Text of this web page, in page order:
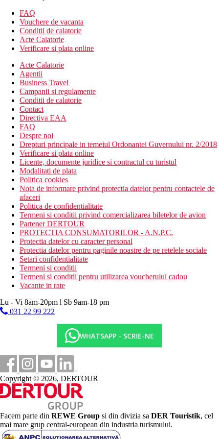
Descrierea hotelului
Hotelul dispune de:
aer conditionat
receptie deschisa non stop
schimb valutar
bancomat
2 piscine
1 piscina pentru copii
umbrele de soare si sezlonguri gratuite
serviciu de trezire
parcare (contra cost)
menaj zilnic
servicii de curatatorie (contra cost)
teren de joaca pentru copii
restaurant tip bufet
bar langa piscina
terasa
gradina
Descrierea plajei
plaja cu nisip
Activitati sportive gratuite
plaja
divertisment de seară
animatori
mini golf
muzica/spectacol live
teren de golf (la maxim 3 km
Mic dejun tip bufet (07:30 - 10:30). Demipensiune: inclusiv
micul dejun si pranzul sau cina. All inclusive: mic dejun, pranz si
cina. Micul dejun, pranzul si cina numai in restaurante selectate.
Apa, bauturi racoritoare, cafea si ceai, bere, vin, bauturi cu
alcool si cocktailuri la anumite ore. Fast food (10:00 a.m. - 6:00
Categoria oficiala
3 stele
FAQ
Vouchere de vacanta
Conditii de calatorie
Acte Calatorie
Verificare si plata online
Acte Calatorie
Agentii
Business Travel
Campanii si regulamente
Conditii de calatorie
Contact
Directiva EAA
FAQ
Despre noi
Drepturi principale in temeiul Ordonantei Guvernului nr. 2/2018
Verificare si plata online
Licente, documente juridice si contractul cu turistul
Modalitati de plata
Politica cookies
Nota de informare privind protectia datelor pentru contactele de
afaceri
Politica de confidentialitate
Termeni si conditii privind comercializarea biletelor de avion
Partener DERTOUR
PROTECTIA CONSUMATORILOR - A.N.P.C.
Protectia datelor cu caracter personal
Protectia datelor pentru paginile noastre de pe retelele sociale
Setari confidentialitate
Termeni si conditii
Termeni si conditii pentru utilizarea voucherului cadou
Vacante in rate
Lu - Vi 8am-20pm l Sb 9am-18 pm
031 22 99 222
WHATSAPP - SCRIE-NE
Copyright © 2026, DERTOUR
Facem parte din REWE Group si din divizia sa DER Touristik, cel
mai mare grup central-european din industria turismului.